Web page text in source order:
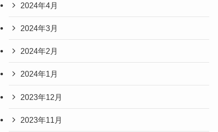
2024年4月
2024年3月
2024年2月
2024年1月
2023年12月
2023年11月